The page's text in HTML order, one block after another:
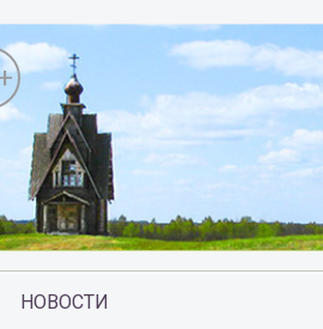
НОВОСТИ